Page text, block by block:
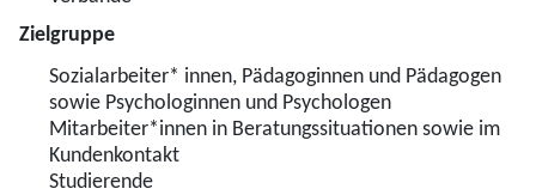
Zielgruppe
Sozialarbeiter* innen, Pädagoginnen und Pädagogen
sowie Psychologinnen und Psychologen
Mitarbeiter*innen in Beratungssituationen sowie im
Kundenkontakt
Studierende